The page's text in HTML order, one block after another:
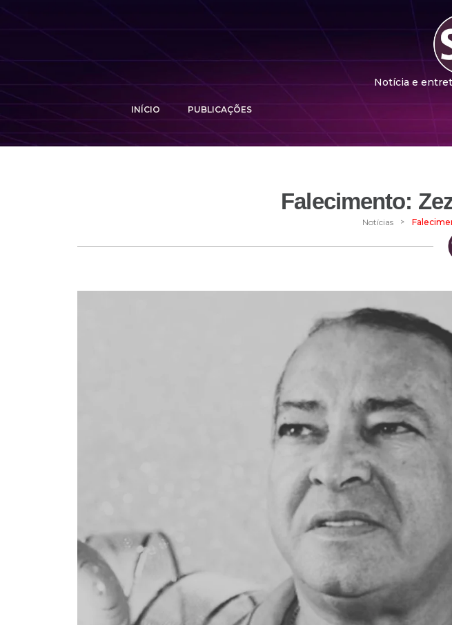
Notícia e
INÍCIO PUBLICAÇÕES
Falecimento:
Notícias >